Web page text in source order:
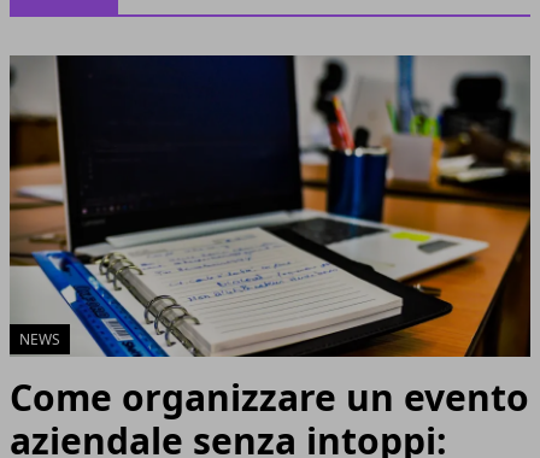
NEWS
Come organizzare un evento
aziendale senza intoppi: